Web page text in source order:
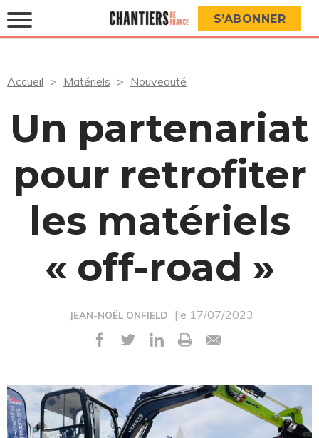
S’ABONNER
Accueil Matériels Nouveauté
Un partenariat
pour retrofiter
les matériels
« off-road »
JEAN-NOËL ONFIELD |le 17/07/2023